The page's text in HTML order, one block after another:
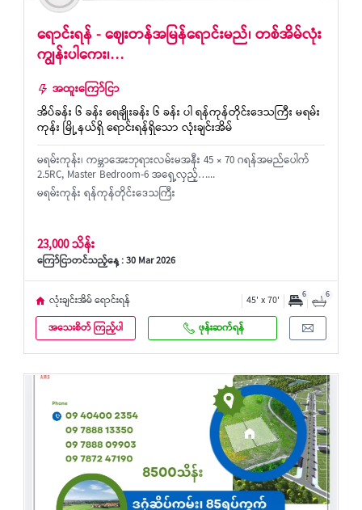
ရောင်းရန် - ဈေးတန်အမြန်ရောင်းမည်၊ တစ်အိမ်လုံး
ကျွန်းပါကေး၊…
အထူးကြော်ငြာ
အိပ်ခန်း ၆ ခန်း ရေချိုးခန်း ၆ ခန်း ပါ ရန်ကုန်တိုင်းဒေသကြီး မရမ်း
ကုန်း မြို့နယ်ရှိ ရောင်းရန်ရှိသော လုံးချင်းအိမ်
မရမ်းကုန်း၊ ကမ္ဘာအေးဘုရားလမ်းမအနီး 45 × 70 ဂရန်အမည်ပေါက်
2.5RC, Master Bedroom-6 အရှေ့လှည့်…...
မရမ်းကုန်း ရန်ကုန်တိုင်းဒေသကြီး
23,000 သိန်း
ကြော်ငြာတင်သည့်နေ့ : 30 Mar 2026
လုံးချင်းအိမ် ရောင်းရန် 45' x 70' 6 6
အသေးစိတ် ကြည့်ပါ ဖုန်းဆက်ရန်